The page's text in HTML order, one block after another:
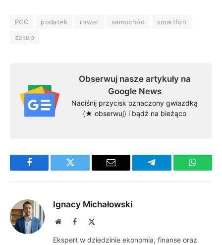
PCC podatek rower samochód
smartfon
zakup
Obserwuj nasze artykuły na
Google News
Naciśnij przycisk oznaczony gwiazdką
(★ obserwuj) i bądź na bieżąco
Facebook Twitter Email Telegram
Ignacy Michałowski
WebsiteFacebook
Ekspert w dziedzinie ekonomia, finanse oraz